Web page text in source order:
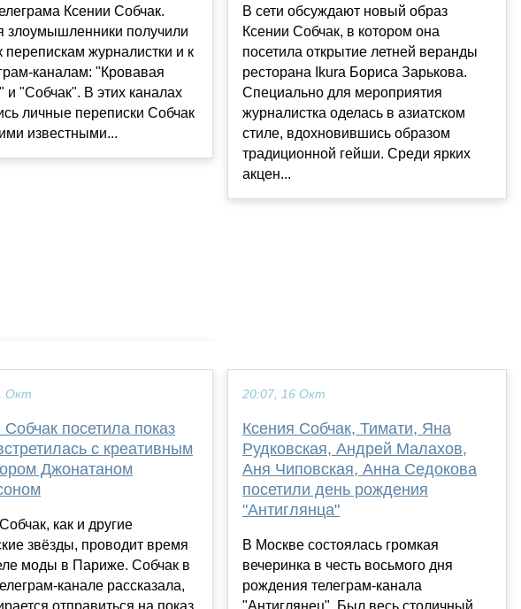
Ксении Собчак.
злоумышленники получили
перепискам журналистки и к
каналам: "Кровавая
и "Собчак". В этих каналах
личные переписки Собчак
известными...
В сети обсуждают новый образ
Ксении Собчак, в котором она
посетила открытие летней веранды
ресторана Ikura Бориса Зарькова.
Специально для мероприятия
журналистка оделась в азиатском
стиле, вдохновившись образом
традиционной гейши. Среди ярких
акцен...
Окт
Собчак посетила показ
с креативным
Джонатаном
как и другие
звёзды, проводит время
моды в Париже. Собчак в
канале рассказала,
20:07, 16 Окт
Ксения Собчак, Тимати, Яна
Рудковская, Андрей Малахов,
Аня Чиповская, Анна Седокова
посетили день рождения
"Антиглянца"
В Москве состоялась громкая
вечеринка в честь восьмого дня
рождения телеграм-канала